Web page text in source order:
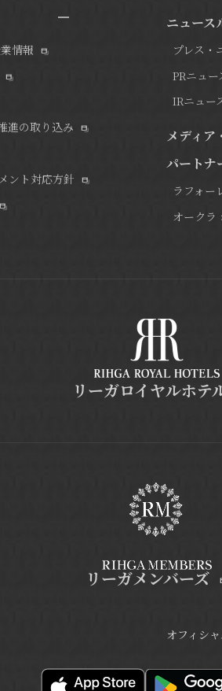
情報
進の取り込み
ント対応方針
ニュース
プレス・
PRニュー
IRニュー
メディア
パートナ
ラフォー
オークラ
リーガロイヤルホテ
リーガメンバーズ
オフィシ